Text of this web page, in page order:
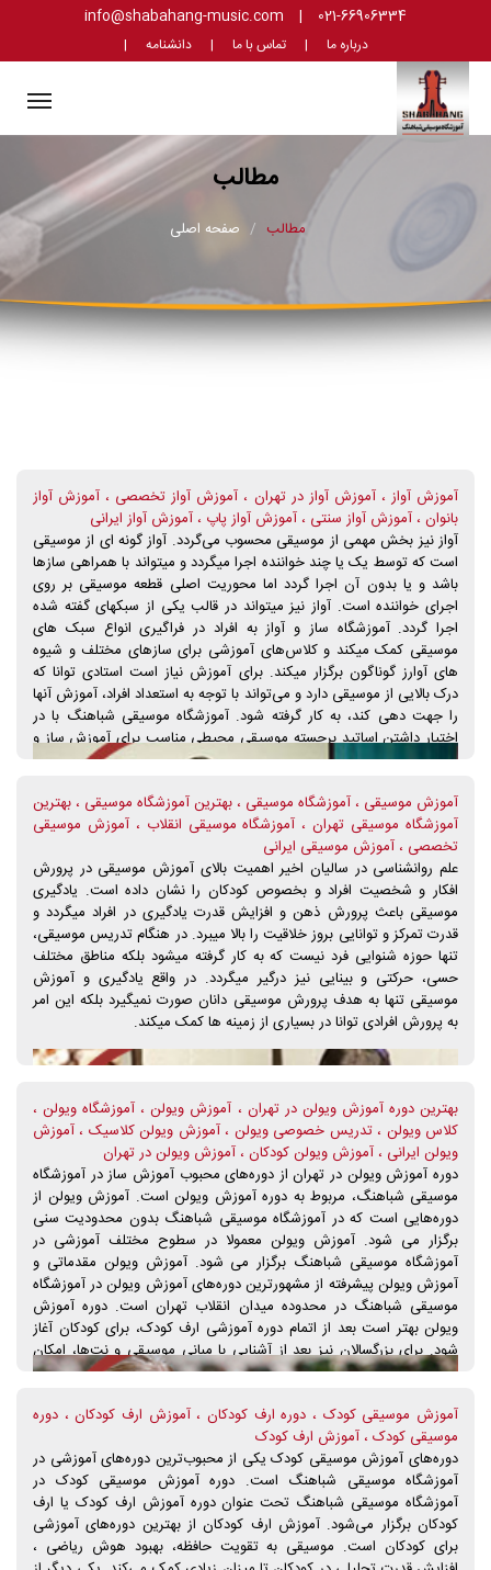
021-66906334
|
info@shabahang-music.com
درباره ما | تماس با ما | دانشنامه |
مطالب
مطالب صفحه اصلی
آموزش آواز ، آموزش آواز در تهران ، آموزش آواز تخصصی ، آموزش آواز
بانوان ، آموزش آواز سنتی ، آموزش آواز پاپ ، آموزش آواز ایرانی
آواز نیز بخش مهمی از موسیقی محسوب می‌گردد. آواز گونه ای از موسیقی
است که توسط یک یا چند خواننده اجرا میگردد و میتواند با همراهی سازها
باشد و یا بدون آن اجرا گردد اما محوریت اصلی قطعه موسیقی بر روی
اجرای خواننده است. آواز نیز میتواند در قالب یکی از سبکهای گفته شده
اجرا گردد. آموزشگاه ساز و آواز به افراد در فراگیری انواع سبک های
موسیقی کمک میکند و کلاس‌های آموزشی برای سازهای مختلف و شیوه
های آوارز گوناگون برگزار میکند. برای آموزش نیاز است استادی توانا که
درک بالایی از موسیقی دارد و می‌تواند با توجه به استعداد افراد، آموزش آنها
را جهت دهی کند، به کار گرفته شود. آموزشگاه موسیقی شباهنگ با در
اختیار داشتن اساتید برجسته موسیقی محیطی مناسب برای آموزش ساز و
آواز در اختیار دارد. دوره‌های آموزش آواز در آموزشگاه موسیقی شباهنگ،
آواز سنتی، آموزش آواز پاپ و... ، بخشی از دوره‌های آموزش آواز در
آموزشگاه موسیقی شباهنگ هستند.
آموزش موسیقی ، آموزشگاه موسیقی ، بهترین آموزشگاه موسیقی ، بهترین
آموزشگاه موسیقی تهران ، آموزشگاه موسیقی انقلاب ، آموزش موسیقی
تخصصی ، آموزش موسیقی ایرانی
علم روانشناسی در سالیان اخیر اهمیت بالای آموزش موسیقی در پرورش
افکار و شخصیت افراد و بخصوص کودکان را نشان داده است. یادگیری
موسیقی باعث پرورش ذهن و افزایش قدرت یادگیری در افراد میگردد و
قدرت تمرکز و توانایی بروز خلاقیت را بالا میبرد. در هنگام تدریس موسیقی،
تنها حوزه شنوایی فرد نیست که به کار گرفته میشود بلکه مناطق مختلف
حسی، حرکتی و بینایی نیز درگیر میگردد. در واقع یادگیری و آموزش
موسیقی تنها به هدف پرورش موسیقی دانان صورت نمیگیرد بلکه این امر
به پرورش افرادی توانا در بسیاری از زمینه ها کمک میکند.
بهترین دوره آموزش ویولن در تهران ، آموزش ویولن ، آموزشگاه ویولن ،
کلاس ویولن ، تدریس خصوصی ویولن ، آموزش ویولن کلاسیک ، آموزش
ویولن ایرانی ، آموزش ویولن کودکان ، آموزش ویولن در تهران
دوره آموزش ویولن در تهران از دوره‌های محبوب آموزش ساز در آموزشگاه
موسیقی شباهنگ، مربوط به دوره آموزش ویولن است. آموزش ویولن از
دوره‌هایی است که در آموزشگاه موسیقی شباهنگ بدون محدودیت سنی
برگزار می شود. آموزش ویولن معمولا در سطوح مختلف آموزشی در
آموزشگاه موسیقی شباهنگ برگزار می شود. آموزش ویولن مقدماتی و
آموزش ویولن پیشرفته از مشهورترین دوره‌های آموزش ویولن در آموزشگاه
موسیقی شباهنگ در محدوده میدان انقلاب تهران است. دوره آموزش
ویولن بهتر است بعد از اتمام دوره آموزشی ارف کودک، برای کودکان آغاز
شود. برای بزرگسالان نیز بعد از آشنایی با مبانی موسیقی و نت‌ها، امکان
یادگیری و آموزش ویولن آسان‌تر می‌شود . ثبت‌نام در دوره آموزش ویولن
آموزش و ثبت‌نام و دریافت مشاوره رایگان از کارشناسان موسیقی آموزشگاه
موسیقی شباهنگ، امکان‌پذیر است. دوره آموزش ویولن در آموزشگاه
موسیقی شباهنگ با حضور اساتید خانم و آقا، این امکان را برای هنرجو
فراهم می‌آورد تا به آسانی استاد خود را برای آموزش ویولن انتخاب نماید.
برای کسب اطلاعات تکمیلی دوره آموزش ویولن در آموزشگاه موسیقی
شباهنگ همچون شهریه دوره‌ها، روزهای برگزاری کلاس‌ها، جزئیات اطلاعات
اساتید کلاس‌ها‌، ساعت کلاس‌ها، طول دوره‌های آموزش، برگزاری دوره‌های
آموزش موسیقی کودک ، دوره ارف کودکان ، آموزش ارف کودکان ، دوره
موسیقی کودک ، آموزش ارف کودک
دوره‌های آموزش موسیقی کودک یکی از محبوب‌ترین دوره‌های آموزشی در
آموزشگاه موسیقی شباهنگ است. دوره آموزش موسیقی کودک در
آموزشگاه موسیقی شباهنگ تحت عنوان دوره آموزش ارف کودک یا ارف
کودکان برگزار می‌شود. آموزش ارف کودکان از بهترین دوره‌های آموزشی
برای کودکان است. موسیقی به تقویت حافظه، بهبود هوش ریاضی ،